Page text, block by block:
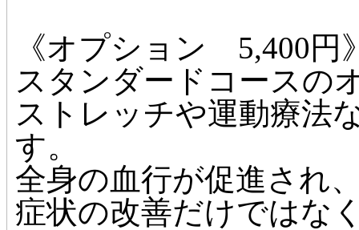
《オプション 5,400円
スタンダードコースの
ストレッチや運動療法
す。
全身の血行が促進され
症状の改善だけではな